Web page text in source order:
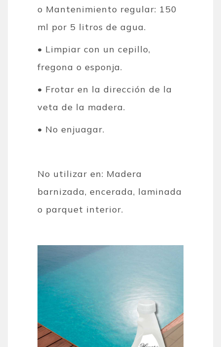
o Mantenimiento regular: 150
ml por 5 litros de agua.
• Limpiar con un cepillo,
fregona o esponja.
• Frotar en la dirección de la
veta de la madera.
• No enjuagar.
No utilizar en: Madera
barnizada, encerada, laminada
o parquet interior.